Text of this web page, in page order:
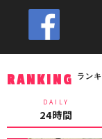
RANKING ラン
DAILY
24時間